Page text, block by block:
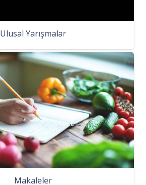
Ulusal Yarışmalar
Makaleler